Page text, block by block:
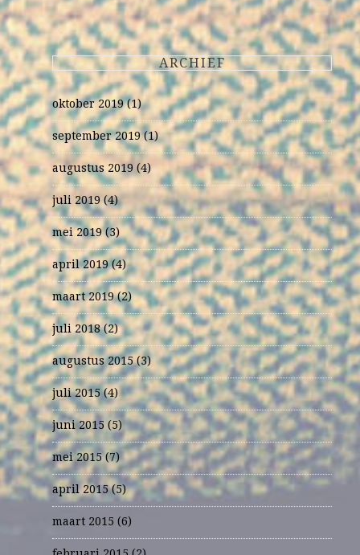
ARCHIEF
oktober 2019(1)
september 2019(1)
augustus 2019 (4)
juli 2019 (4)
mei 2019(3)
april 2019(4)
maart 2019(2)
juli 2018(2)
augustus 2015(3)
juli 2015(4)
juni 2015 (5)
mei 2015(7)
april 2015(5)
maart 2015 (6)